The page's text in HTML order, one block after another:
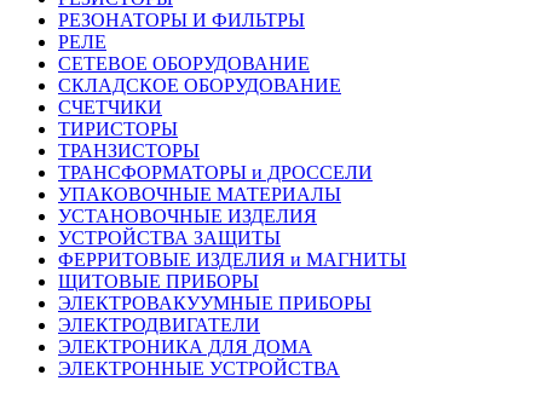
РЕЗОНАТОРЫ И ФИЛЬТРЫ
РЕЛЕ
СЕТЕВОЕ ОБОРУДОВАНИЕ
СКЛАДСКОЕ ОБОРУДОВАНИЕ
СЧЕТЧИКИ
ТИРИСТОРЫ
ТРАНЗИСТОРЫ
ТРАНСФОРМАТОРЫ и ДРОССЕЛИ
УПАКОВОЧНЫЕ МАТЕРИАЛЫ
УСТАНОВОЧНЫЕ ИЗДЕЛИЯ
УСТРОЙСТВА ЗАЩИТЫ
ФЕРРИТОВЫЕ ИЗДЕЛИЯ и МАГНИТЫ
ЩИТОВЫЕ ПРИБОРЫ
ЭЛЕКТРОВАКУУМНЫЕ ПРИБОРЫ
ЭЛЕКТРОДВИГАТЕЛИ
ЭЛЕКТРОНИКА ДЛЯ ДОМА
ЭЛЕКТРОННЫЕ УСТРОЙСТВА